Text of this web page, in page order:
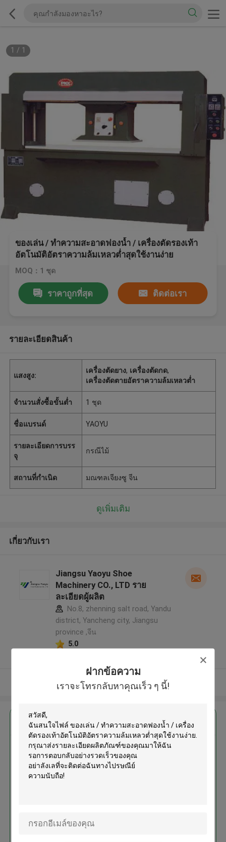
ฝากข้อความ
เราจะโทรกลับหาคุณเร็ว ๆ นี้!
1 / 1
ของเล่น / ทำความสะอาดฟองน้ำ / เครื่องตัดรองเท้า
อัตโนมัติอัตราความล้มเหลวต่ำสุดใช้งานง่าย
MOQ：1 ชุด
ราคาถูกที่สุด ติดต่อเรา
รายละเอียดสินค้า
แสงสูง:
เครื่องตัดยาง, เครื่องตัดกด,
เครื่องตัดตายอัตราความล้มเหลวต่ำ
จำนวนสั่งซื้อขั้นต่ำ 1 ชุด
ชื่อแบรนด์ YAOYU
รายละเอียดการบรร
จุ
กรณีไม้
สถานที่กำเนิด มณฑลเจียงซู จีน
ดูเพิ่มเติม
เกี่ยวกับเรา
Jiangsu Yaoyu Shoe
Machinery CO., LTD ราย
ละเอียดผู้ผลิต
No.8, zhenning salt road, Yandu
district, Yancheng city, Jiangsu
province ,จีน
5.0
ดูเพิ่มเติม
এর সেরা মূল্য পান
ของเล่น / ทำความสะอาดฟองน้ำ /
เครื่องตัดรองเท้าอัตโนมัติอัตรา